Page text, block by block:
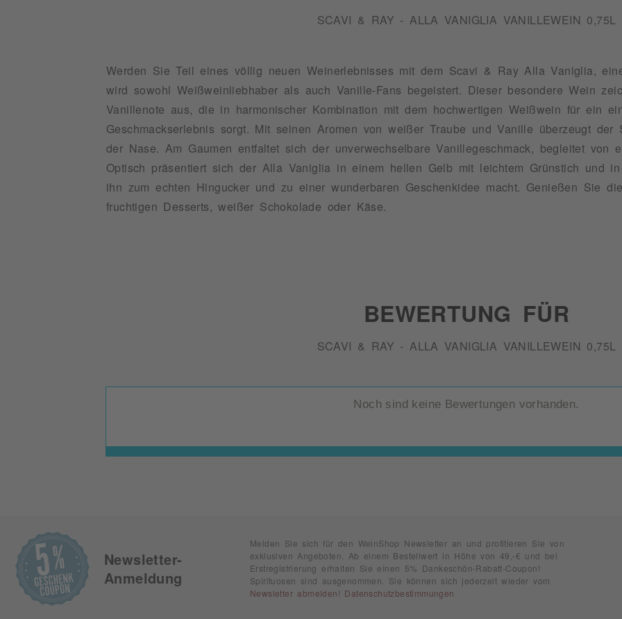
SCAVI & RAY - ALLA VANIGLIA VANILLEWEIN 0,75L
Werden Sie Teil eines völlig neuen Weinerlebnisses mit dem Scavi & Ray Alla Vaniglia,
wird sowohl Weißweinliebhaber als auch Vanille-Fans begeistert. Dieser besondere Wein
Vanillenote aus, die in harmonischer Kombination mit dem hochwertigen Weißwein für ein
Geschmackserlebnis sorgt. Mit seinen Aromen von weißer Traube und Vanille überzeugt
der Nase. Am Gaumen entfaltet sich der unverwechselbare Vanillegeschmack, begleitet von
Optisch präsentiert sich der Alla Vaniglia in einem hellen Gelb mit leichtem Grünstich und
ihn zum echten Hingucker und zu einer wunderbaren Geschenkidee macht. Genießen Sie
fruchtigen Desserts, weißer Schokolade oder Käse.
BEWERTUNG FÜR
SCAVI & RAY - ALLA VANIGLIA VANILLEWEIN 0,75L
Noch sind keine Bewertungen vorhanden.
Newsletter-
Anmeldung
Melden Sie sich für den WeinShop Newsletter an und profitieren Sie von
exklusiven Angeboten. Ab einem Bestellwert in Höhe von 49,-€ und bei
Erstregistrierung erhalten Sie einen 5% Dankeschön-Rabatt-Coupon!
Spirituosen sind ausgenommen. Sie können sich jederzeit wieder vom
Newsletter abmelden ! Datenschutzbestimmungen